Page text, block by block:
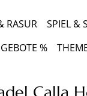
RASUR
SPIEL &
%